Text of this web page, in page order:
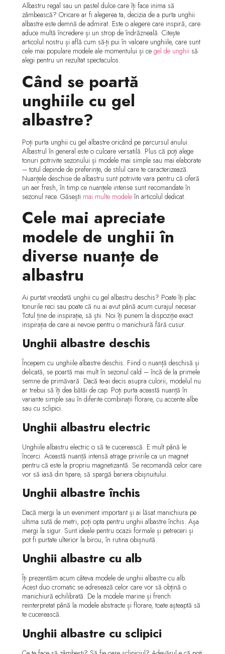
Albastru regal sau un pastel dulce care îți face inima să
zâmbească? Oricare ar fi alegerea ta, decizia de a purta unghii
albastre este demnă de admirat. Este o alegere care inspiră, care
aduce multă încredere și un strop de îndrăzneală. Citește
articolul nostru și află cum să-ți pui în valoare unghiile, care sunt
cele mai populare modele ale momentului și cegel de unghii să
alegi pentru un rezultat spectaculos.
Când se poartă
unghiile cu gel
albastre?
Poți purta unghii cu gel albastre oricând pe parcursul anului.
Albastrul în general este o culoare versatilă. Plus că poți alege
tonuri potrivite sezonului și modele mai simple sau mai elaborate
– totul depinde de preferințe, de stilul care te caracterizează.
Nuanțele deschise de albastru sunt potrivite vara pentru că oferă
un aer fresh, în timp ce nuanțele intense sunt recomandate în
sezonul rece. Găsești mai multe modeleîn articolul dedicat.
Cele mai apreciate
modele de unghii în
diverse nuanțe de
albastru
Ai purtat vreodată unghii cu gel albastru deschis? Poate îți plac
tonurile reci sau poate că nu ai avut până acum curajul necesar.
Totul ține de inspirație, să știi. Noi îți punem la dispoziție exact
inspirația de care ai nevoie pentru o manichiură fără cusur.
Unghii albastre deschis
Începem cu unghiile albastre deschis. Fiind o nuanță deschisă și
delicată, se poartă mai mult în sezonul cald – încă de la primele
semne de primăvară. Dacă te-ai decis asupra culorii, modelul nu
ar trebui să îți dea bătăi de cap. Poți purta această nuanță în
variante simple sau în diferite combinații florare, cu accente albe
sau cu sclipici.
Unghii albastru electric
Unghiile albastru electric o să te cucerească. E mult până le
încerci. Această nuanță intensă atrage privirile ca un magnet
pentru că este la propriu magnetizantă. Se recomandă celor care
vor să iasă din tipare, să spargă bariera obișnuitului.
Unghii albastre închis
Dacă mergi la un eveniment important și ai lăsat manichiura pe
ultima sută de metri, poți opta pentru unghii albastre închis. Așa
mergi la sigur. Sunt ideale pentru ocazii formale și petreceri și
pot fi purtate ulterior la birou, în rutina obișnuită.
Unghii albastre cu alb
Îți prezentăm acum câteva modele de unghii albastre cu alb.
Acest duo cromatic se adresează celor care vor să obțină o
manichiură echilibrată. De la modele marine și french
reinterpretat până la modele abstracte și florare, toate așteaptă să
te cucerească.
Unghii albastre cu sclipici